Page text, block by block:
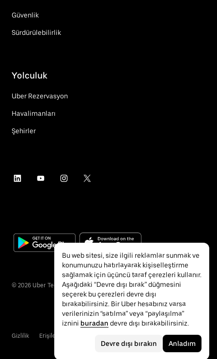
Güvenlik
Sürdürülebilirlik
Yolculuk
Uber Rezervasyon
Havalimanları
Şehirler
© 2026 Uber Technologies Inc.
Gizlilik Erişilebilirlik
Bu web sitesi, size ilgili reklamlar sunmak ve
konumunuzu hatırlayarak kişiselleştirme
sağlamak için üçüncü taraf çerezleri kullanır.
Aşağıdaki “Devre dışı bırak” düğmesini
seçerek bu çerezleri devre dışı
bırakabilirsiniz. Bir Uber hesabınız varsa
verilerinizin “satılma” veya “paylaşılma”
iznini buradan devre dışı bırakabilirsiniz.
Devre dışı bırakın Anladım